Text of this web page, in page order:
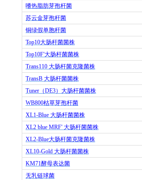
嗜热脂肪芽孢杆菌
苏云金芽孢杆菌
铜绿假单胞杆菌
Top10大肠杆菌菌株
Top10F'大肠杆菌菌株
Trans110 大肠杆菌克隆菌株
TransB 大肠杆菌菌株
Tuner （DE3）大肠杆菌菌株
WB800枯草芽孢杆菌
XL1-Blue 大肠杆菌菌株
XL2 blue MRF' 大肠杆菌菌株
XL2-Blue大肠杆菌克隆菌株
XL10-Gold 大肠杆菌菌株
KM71酵母表达菌
无乳链球菌